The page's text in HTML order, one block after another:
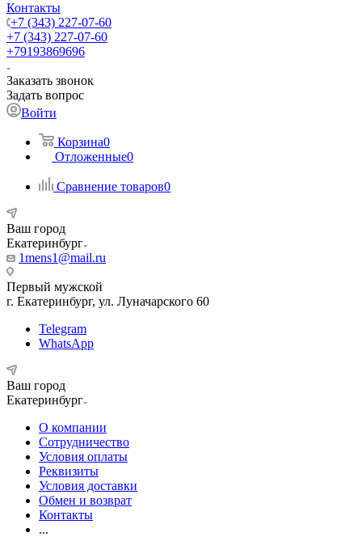
Контакты
+7 (343) 227-07-60
+7 (343) 227-07-60
+79193869696
Заказать звонок
Задать вопрос
Войти
Корзина0
Отложенные0
Сравнение товаров0
Ваш город
Екатеринбург
1mens1@mail.ru
Первый мужской
г. Екатеринбург, ул. Луначарского 60
Telegram
WhatsApp
Ваш город
Екатеринбург
О компании
Сотрудничество
Условия оплаты
Реквизиты
Условия доставки
Обмен и возврат
Контакты
...